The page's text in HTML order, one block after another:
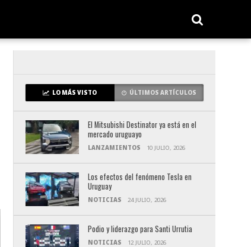
LO MÁS VISTO ÚLTIMOS ARTÍCULOS
El Mitsubishi Destinator ya está en el
mercado uruguayo
LANZAMIENTOS 10 JULIO, 2026
Los efectos del fenómeno Tesla en
Uruguay
NOTICIAS 24 JULIO, 2026
Podio y liderazgo para Santi Urrutia
NOTICIAS 12 JULIO, 2026